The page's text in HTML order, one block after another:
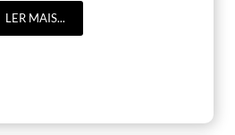
LER MAIS...